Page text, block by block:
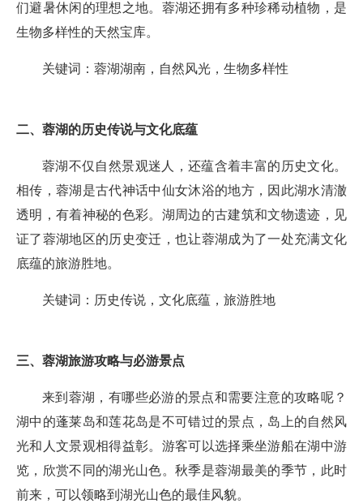
们避暑休闲的理想之地。蓉湖还拥有多种珍稀动植物，是
生物多样性的天然宝库。
关键词：蓉湖湖南，自然风光，生物多样性
二、蓉湖的历史传说与文化底蕴
蓉湖不仅自然景观迷人，还蕴含着丰富的历史文化。
相传，蓉湖是古代神话中仙女沐浴的地方，因此湖水清澈
透明，有着神秘的色彩。湖周边的古建筑和文物遗迹，见
证了蓉湖地区的历史变迁，也让蓉湖成为了一处充满文化
底蕴的旅游胜地。
关键词：历史传说，文化底蕴，旅游胜地
三、蓉湖旅游攻略与必游景点
来到蓉湖，有哪些必游的景点和需要注意的攻略呢？
湖中的蓬莱岛和莲花岛是不可错过的景点，岛上的自然风
光和人文景观相得益彰。游客可以选择乘坐游船在湖中游
览，欣赏不同的湖光山色。秋季是蓉湖最美的季节，此时
前来，可以领略到湖光山色的最佳风貌。